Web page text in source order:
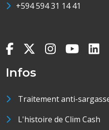
+594 594 31 14 41
Infos
Traitement anti-
L'histoire de Clim Cash